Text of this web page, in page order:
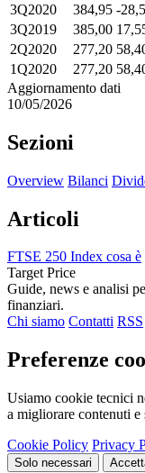
3Q2020
384,95 -
3Q2019
385,00
2Q2020
277,20
1Q2020
277,20
Aggiornamento dati
10/05/2026
Sezioni
Overview Bilanci
Articoli
FTSE 250 Index cosa è
Target Price
Guide, news e analisi
finanziari.
Chi siamo Contatti RSS
Preferenze
Usiamo cookie tecnici
a migliorare contenuti e
Cookie Policy Privacy
Solo necessari